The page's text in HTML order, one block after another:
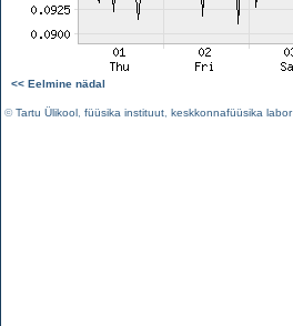
<< Eelmine nädal
©Tartu Ülikool füüsika instituut keskkonnafüüsika labor